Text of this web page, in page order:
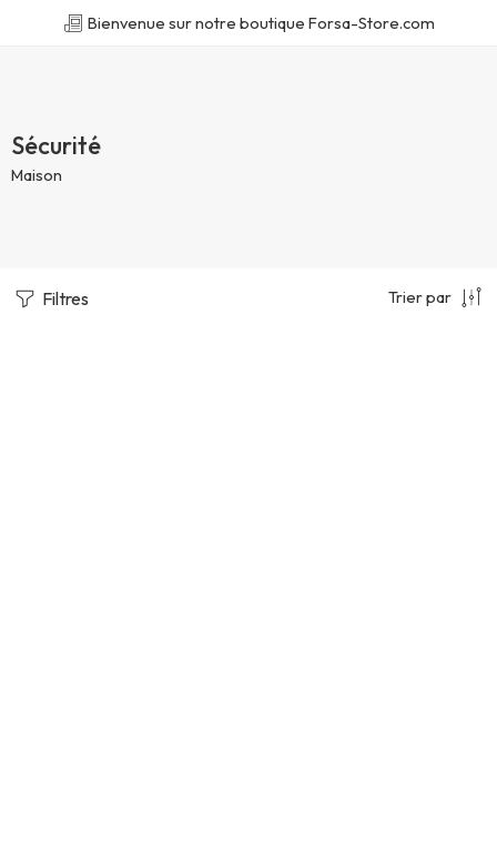
Bienvenue sur notre boutique Forsa-Store.com
Sécurité
Maison
Filtres Trier par